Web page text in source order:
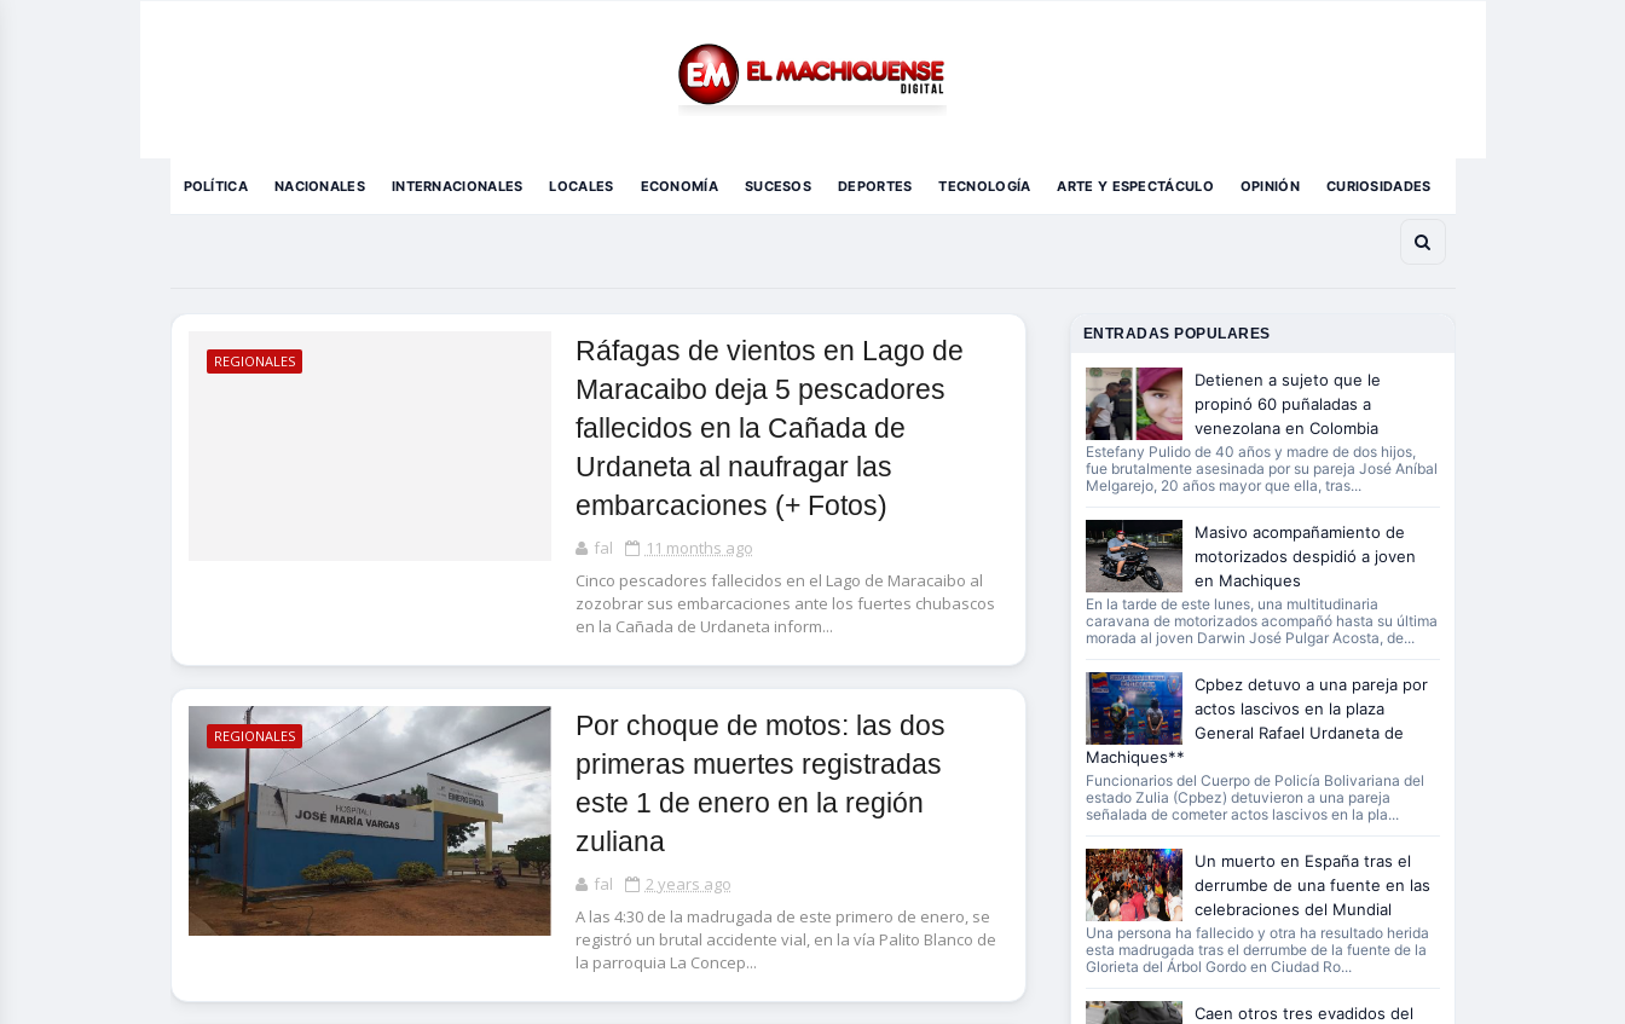
POLÍTICA NACIONALES INTERNACIONALES LOCALES ECONOMÍA SUCESOS DEPORTES TECNOLOGÍA ARTE Y ESPECTÁCULO OPINIÓN CURIOSIDADES
REGIONALES
Ráfagas de vientos en Lago de
Maracaibo deja 5 pescadores
fallecidos en la Cañada de
Urdaneta al naufragar las
embarcaciones (+ Fotos)
fal
11 months ago
Cinco pescadores fallecidos en el Lago de Maracaibo al
zozobrar sus embarcaciones ante los fuertes chubascos
en la Cañada de Urdaneta inform...
REGIONALES
Por choque de motos: las dos
primeras muertes registradas
este 1 de enero en la región
zuliana
fal
2 years ago
A las 4:30 de la madrugada de este primero de enero, se
registró un brutal accidente vial, en la vía Palito Blanco de
la parroquia La Concep...
ENTRADAS POPULARES
Detienen a sujeto que le
propinó 60 puñaladas a
venezolana en Colombia
Estefany Pulido de 40 años y madre de dos hijos,
fue brutalmente asesinada por su pareja José Aníbal
Melgarejo, 20 años mayor que ella, tras...
Masivo acompañamiento de
motorizados despidió a joven
en Machiques
En la tarde de este lunes, una multitudinaria
caravana de motorizados acompañó hasta su última
morada al joven Darwin José Pulgar Acosta, de...
Cpbez detuvo a una pareja por
actos lascivos en la plaza
General Rafael Urdaneta de
Machiques**
Funcionarios del Cuerpo de Policía Bolivariana del
estado Zulia (Cpbez) detuvieron a una pareja
señalada de cometer actos lascivos en la pla...
Un muerto en España tras el
derrumbe de una fuente en las
celebraciones del Mundial
Una persona ha fallecido y otra ha resultado herida
esta madrugada tras el derrumbe de la fuente de la
Glorieta del Árbol Gordo en Ciudad Ro...
Caen otros tres evadidos del